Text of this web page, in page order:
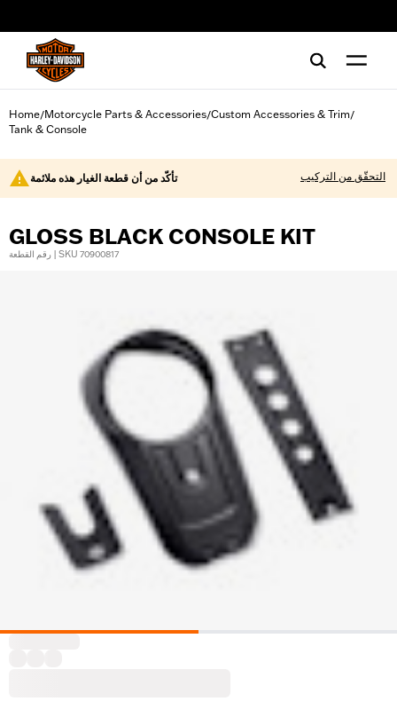
Home/Motorcycle Parts & Accessories/Custom Accessories & Trim/
Tank & Console
تأكّد من أن قطعة الغيار هذه ملائمة التحقّق من التركيب
GLOSS BLACK CONSOLE KIT
رقم القطعة | SKU 70900817